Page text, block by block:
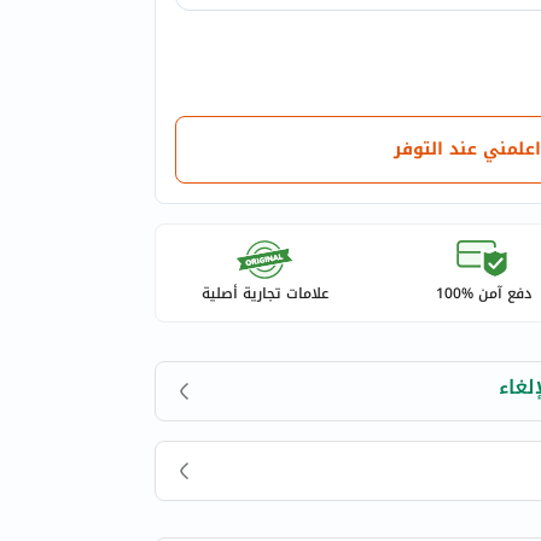
اعلمني عند التوفر
دفع آمن %100 علامات تجارية أصلية